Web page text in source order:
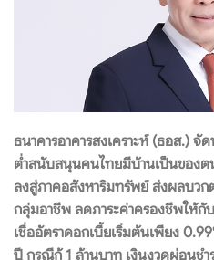
ธนาคารอาคารสงเคราะห์ (ธอส.) จั
ต่ำสนับสนุนคนไทยมีบ้านเป็นของต
ลงสู่ภาคอสังหาริมทรัพย์ ส่งผลบว
กลุ่มอาชีพ ลดภาระค่าครองชีพให้กั
เชื่ออัตราดอกเบี้ยเริ่มต้นเพียง
ปี กรณีกู้ 1 ล้านบาท เงินงวดผ่อนชำ